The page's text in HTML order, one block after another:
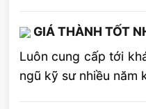
GIÁ THÀNH TỐT
Luôn cung cấp tới
ngũ kỹ sư nhiều năm